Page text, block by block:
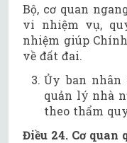
Bộ, cơ quan
vi nhiệm vụ,
nhiệm giúp
về đất đai.
Ủy ban nhân
quản lý nhà
theo thẩm
Điều 24. Cơ quan